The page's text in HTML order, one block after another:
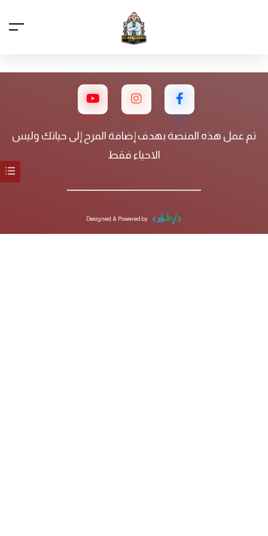
تم عمل هذه المنصة بهدف إضافة المرح إلى حياتك وليس
الاحياء فقط
Designed & Powered by